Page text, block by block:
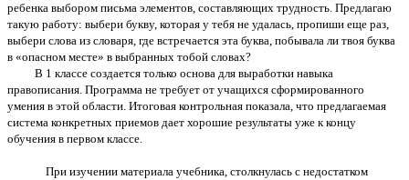
ребенка выбором письма элементов, составляющих трудность. Предлагаю
такую работу: выбери букву, которая у тебя не удалась, пропиши еще раз,
выбери слова из словаря, где встречается эта буква, побывала ли твоя буква
в «опасном месте» в выбранных тобой словах?
В 1 классе создается только основа для выработки навыка
правописания. Программа не требует от учащихся сформированного
умения в этой области. Итоговая контрольная показала, что предлагаемая
система конкретных приемов дает хорошие результаты уже к концу
обучения в первом классе.
При изучении материала учебника, столкнулась с недостатком